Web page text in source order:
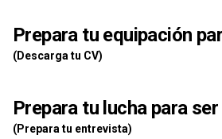
Prepara tu equipación
(Descarga tu CV)
Prepara tu lucha para
(Prepara tu entrevista)